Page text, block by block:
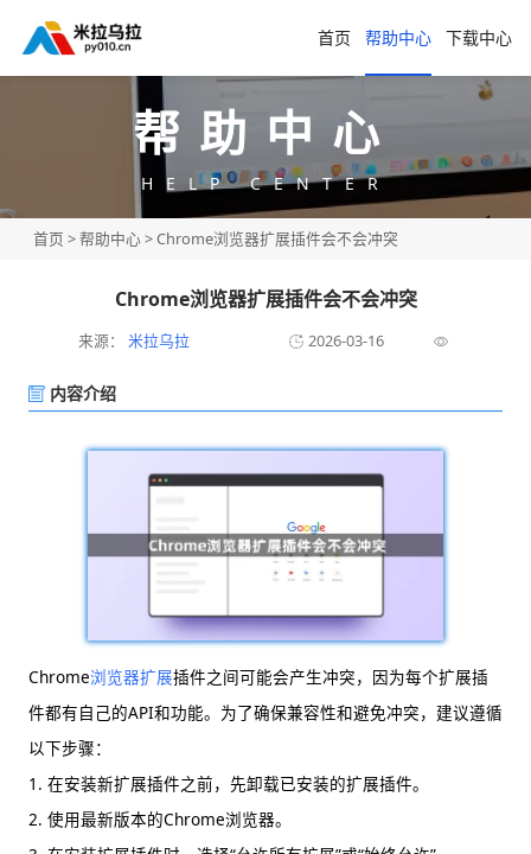
首页 帮助中心 下载中心
帮助中心
HELP CENTER
首页 >帮助中心> Chrome浏览器扩展插件会不会冲突
Chrome浏览器扩展插件会不会冲突
来源： 米拉乌拉 2026-03-16
内容介绍
Chrome浏览器扩展插件之间可能会产生冲突，因为每个扩展插
件都有自己的API和功能。为了确保兼容性和避免冲突，建议遵循
以下步骤：
1. 在安装新扩展插件之前，先卸载已安装的扩展插件。
2. 使用最新版本的Chrome浏览器。